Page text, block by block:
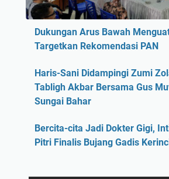
Dukungan Arus Bawah
Targetkan Rekomendasi PAN
Haris-Sani Didampingi Zumi
Tabligh Akbar Bersama Gus
Sungai Bahar
Bercita-cita Jadi Dokter Gigi,
Pitri Finalis Bujang Gadis